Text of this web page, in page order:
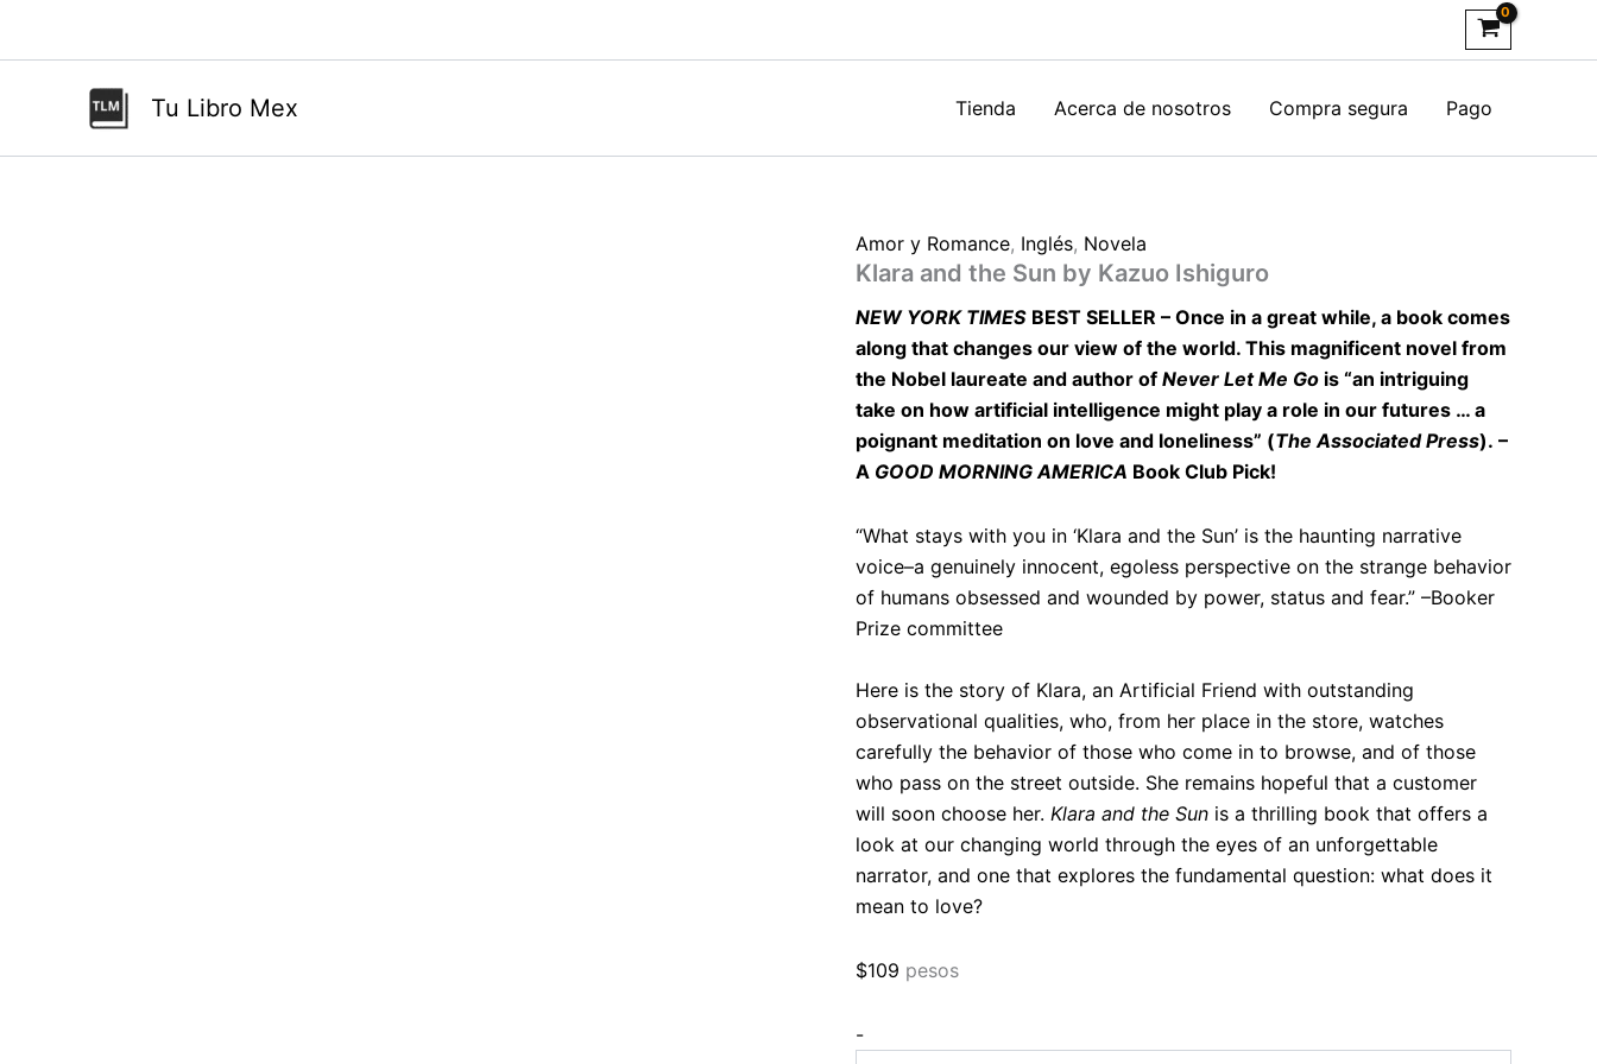
Tu Libro Mex Tienda Acerca de nosotros Compra segura Pago
Amor y Romance, Inglés, Novela
Klara and the Sun by Kazuo Ishiguro
NEW YORK TIMES BEST SELLER – Once in a great while, a book comes
along that changes our view of the world. This magnificent novel from
the Nobel laureate and author of Never Let Me Go is “an intriguing
take on how artificial intelligence might play a role in our futures … a
poignant meditation on love and loneliness” (The Associated Press). –
A GOOD MORNING AMERICA Book Club Pick!
“What stays with you in ‘Klara and the Sun’ is the haunting narrative
voice–a genuinely innocent, egoless perspective on the strange behavior
of humans obsessed and wounded by power, status and fear.” –Booker
Prize committee
Here is the story of Klara, an Artificial Friend with outstanding
observational qualities, who, from her place in the store, watches
carefully the behavior of those who come in to browse, and of those
who pass on the street outside. She remains hopeful that a customer
will soon choose her. Klara and the Sun is a thrilling book that offers a
look at our changing world through the eyes of an unforgettable
narrator, and one that explores the fundamental question: what does it
mean to love?
$109 pesos
-
and
cantidad